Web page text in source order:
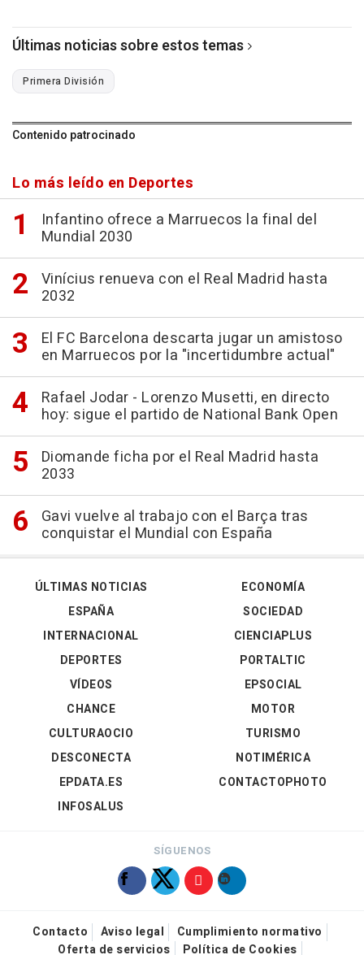
Últimas noticias sobre estos temas
Primera División
Contenido patrocinado
Lo más leído en Deportes
Infantino ofrece a Marruecos la final del
Mundial 2030
Vinícius renueva con el Real Madrid hasta
2032
El FC Barcelona descarta jugar un amistoso
en Marruecos por la "incertidumbre actual"
Rafael Jodar - Lorenzo Musetti, en directo
hoy: sigue el partido de National Bank Open
Diomande ficha por el Real Madrid hasta
2033
Gavi vuelve al trabajo con el Barça tras
conquistar el Mundial con España
ÚLTIMAS NOTICIAS
ESPAÑA
INTERNACIONAL
DEPORTES
VÍDEOS
ECONOMÍA
SOCIEDAD
CIENCIAPLUS
PORTALTIC
EPSOCIAL
CHANCE
CULTURAOCIO
DESCONECTA
EPDATA.ES
INFOSALUS
MOTOR
TURISMO
NOTIMÉRICA
CONTACTOPHOTO
SÍGUENOS
Contacto Aviso legal
Cumplimiento normativo
Oferta de servicios
Política de Cookies